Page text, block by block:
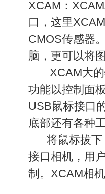
XCAM：
口，这里
CMOS传感器
脑，更可以将
XCAM大的
功能以控制面
USB鼠标接口
底部还有各种
将鼠标拔下
接口相机，用
制。XCAM相